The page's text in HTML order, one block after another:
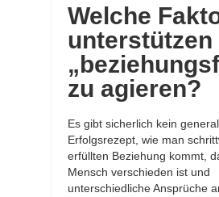
Welche
unterstützen
zu agieren?
Es gibt sicherlich kein
Erfolgsrezept, wie man
erfüllten Beziehung kommt,
Mensch verschieden ist und
unterschiedliche Ansprüche